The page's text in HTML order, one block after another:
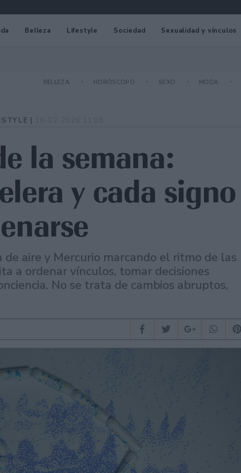
Belleza Lifestyle Sociedad Sexualidad y vínculos
BELLEZA HORÓSCOPO SEXO MODA
|
la semana:
y cada signo
aire y Mercurio marcando el ritmo de las
a ordenar vínculos, tomar decisiones
No se trata de cambios abruptos,